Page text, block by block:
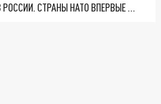
"ОЧЕНЬ ПЛОХИЕ НОВОСТИ": БОЛЬШАЯ ОШИБКА PALANTIR В РОССИИ. СТРАНЫ НАТО ВПЕРВЫЕ ЗА СВО ОСТАНОВИЛИ ПОСТАВКИ ОРУЖИЯ. ВСУ ТЕРЯЮТ ПРИГРАНИЧЬЕ?